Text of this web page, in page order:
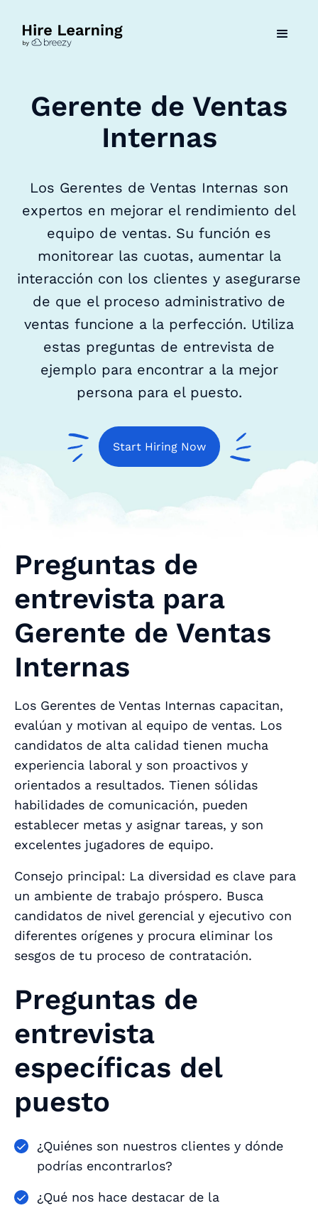
Gerente de Ventas
Internas
Los Gerentes de Ventas Internas son
expertos en mejorar el rendimiento del
equipo de ventas. Su función es
monitorear las cuotas, aumentar la
interacción con los clientes y asegurarse
de que el proceso administrativo de
ventas funcione a la perfección. Utiliza
estas preguntas de entrevista de
ejemplo para encontrar a la mejor
persona para el puesto.
Start Hiring Now
Preguntas de
entrevista para
Gerente de Ventas
Internas
Los Gerentes de Ventas Internas capacitan,
evalúan y motivan al equipo de ventas. Los
candidatos de alta calidad tienen mucha
experiencia laboral y son proactivos y
orientados a resultados. Tienen sólidas
habilidades de comunicación, pueden
establecer metas y asignar tareas, y son
excelentes jugadores de equipo.
Consejo principal: La diversidad es clave para
un ambiente de trabajo próspero. Busca
candidatos de nivel gerencial y ejecutivo con
diferentes orígenes y procura eliminar los
sesgos de tu proceso de contratación.
Preguntas de
entrevista
específicas del
puesto
¿Quiénes son nuestros clientes y dónde
podrías encontrarlos?
¿Qué nos hace destacar de la